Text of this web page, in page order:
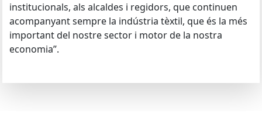
institucionals, als alcaldes i regidors, que continuen
acompanyant sempre la indústria tèxtil, que és la més
important del nostre sector i motor de la nostra
economia”.